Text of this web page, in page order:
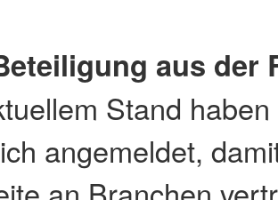
aus der
Stand
angemeldet,